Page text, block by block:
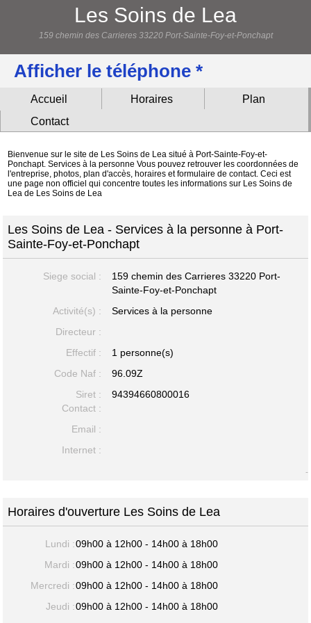
Les Soins de Lea
159 chemin des Carrieres 33220 Port-Sainte-Foy-et-Ponchapt
Afficher le téléphone *
Accueil Horaires
Plan
Contact
Bienvenue sur le site de Les Soins de Lea situé à Port-Sainte-Foy-et-
Ponchapt. Services à la personne Vous pouvez retrouver les coordonnées de
l'entreprise, photos, plan d'accès, horaires et formulaire de contact. Ceci est
une page non officiel qui concentre toutes les informations sur Les Soins de
Lea de Les Soins de Lea
Les Soins de Lea - Services à la personne à Port-
Sainte-Foy-et-Ponchapt
Siege social : 159 chemin des Carrieres33220 Port-
Sainte-Foy-et-Ponchapt
Activité(s) :
Services à la personne
Directeur :
Effectif :
1 personne(s)
Code Naf :
96.09Z
Siret :
94394660800016
Contact :
Email :
Internet :
-
Horaires d'ouverture Les Soins de Lea
Lundi :09h00 à 12h00 - 14h00 à 18h00
Mardi :09h00 à 12h00 - 14h00 à 18h00
Mercredi :09h00 à 12h00 - 14h00 à 18h00
Jeudi :09h00 à 12h00 - 14h00 à 18h00